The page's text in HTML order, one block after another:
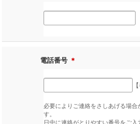
電話番号 ＊
必要によりご連絡をさしあげる場合
す。